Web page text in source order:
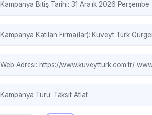
Kampanya Bitiş Tarihi: 31 Aralık 2026 Perşembe
Kampanya Katılan Firma(lar): Kuveyt Türk
Web Adresi: https://www.kuveytturk.com.tr/
Kampanya Türü: Taksit Atlat